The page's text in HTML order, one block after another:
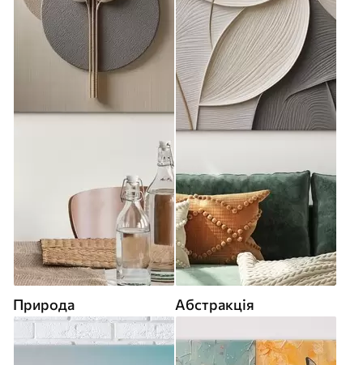
Природа Абстракція